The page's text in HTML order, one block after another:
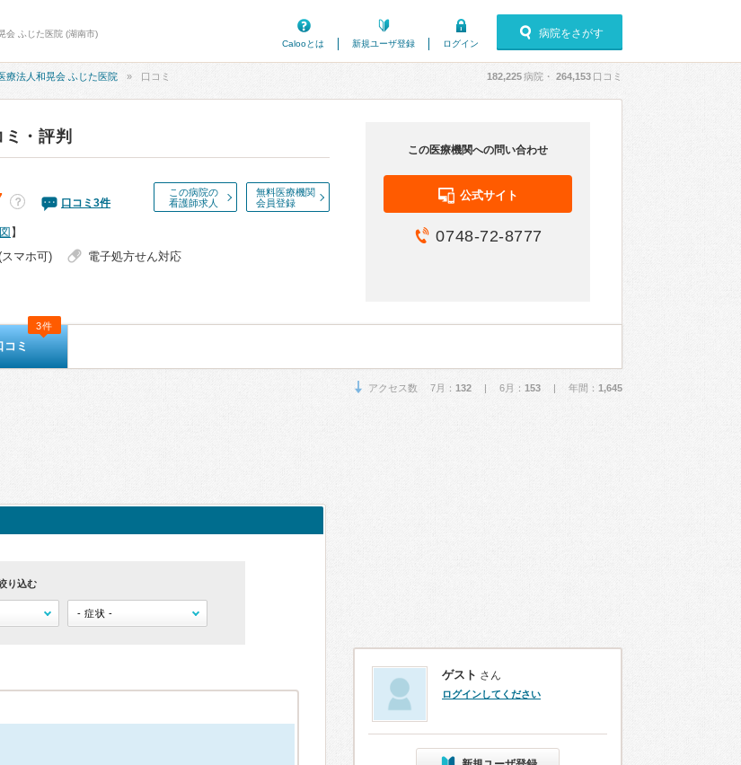
会 ふじた医院 (湖南市)
Calooとは
新規ユーザ登録 ログイン
病院をさがす
療法人和晃会 ふじた医院 口コミ 182,225病院・ 264,153 口コミ
・評判
この病院の
看護師求人
無料医療機関
会員登録
？ 口コミ 3件
】
マホ可)
電子処方せん対応
この医療機関への問い合わせ
公式サイト
0748-72-8777
コミ
3件
アクセス数 7月： 132 | 6月： 153 | 年間： 1,645
り込む
ゲスト さん
ログインしてください